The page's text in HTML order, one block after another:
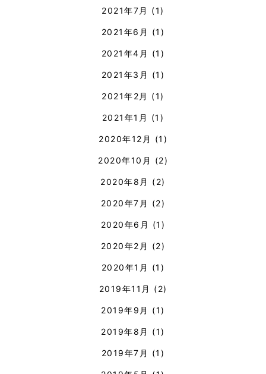
2021年7月 (1)
2021年6月 (1)
2021年4月 (1)
2021年3月 (1)
2021年2月 (1)
2021年1月 (1)
2020年12月 (1)
2020年10月 (2)
2020年8月 (2)
2020年7月 (2)
2020年6月 (1)
2020年2月 (2)
2020年1月 (1)
2019年11月 (2)
2019年9月 (1)
2019年8月 (1)
2019年7月 (1)